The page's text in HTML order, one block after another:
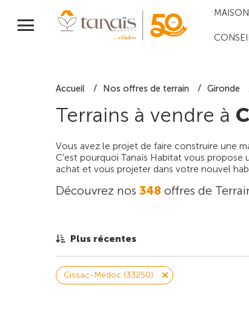
Accueil Nos offres de terrain Gironde
Terrains à vendre à
Vous avez le projet de faire construire une
C'est pourquoi Tanaïs Habitat vous propose
achat et vous projeter dans votre nouvel
Découvrez nos 348 offres de
Plus récentes
Cissac-Médoc (33250)